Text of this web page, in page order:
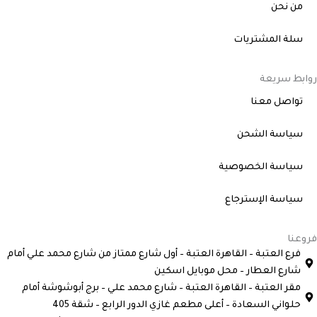
من نحن
سلة المشتريات
روابط سريعة
تواصل معنا
سياسة الشحن
سياسة الخصوصية
سياسة الإسترجاع
فروعنا
فرع العتبة – القاهرة العتبة – أول شارع ممتاز من شارع محمد علي أمام
شارع العطار – محل موبايل اسكين
مقر العتبة – القاهرة العتبة – شارع محمد علي – برج أبوشوشة أمام
حلواني السعادة – أعلى مطعم غازي الدور الرابع – شقة 405